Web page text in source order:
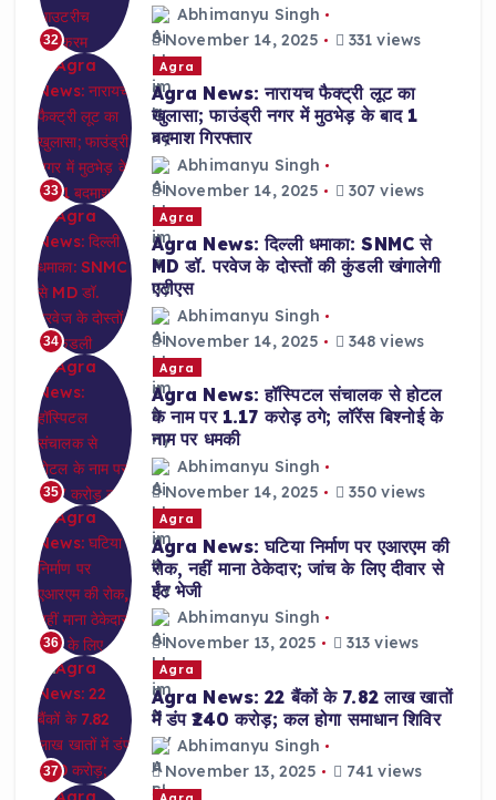
32
Abhimanyu Singh
November 14, 2025
331 views
33
Agra
Agra News: नारायच फैक्ट्री लूट का
खुलासा; फाउंड्री नगर में मुठभेड़ के बाद 1
बदमाश गिरफ्तार
Abhimanyu Singh
November 14, 2025
307 views
34
Agra
Agra News: दिल्ली धमाका: SNMC से
MD डॉ. परवेज के दोस्तों की कुंडली खंगालेगी
एटीएस
Abhimanyu Singh
November 14, 2025
348 views
35
Agra
Agra News: हॉस्पिटल संचालक से होटल
के नाम पर 1.17 करोड़ ठगे; लॉरेंस बिश्नोई के
नाम पर धमकी
Abhimanyu Singh
November 14, 2025
350 views
36
Agra
Agra News: घटिया निर्माण पर एआरएम की
रोक, नहीं माना ठेकेदार; जांच के लिए दीवार से
ईंट भेजी
Abhimanyu Singh
November 13, 2025
313 views
37
Agra
Agra News: 22 बैंकों के 7.82 लाख खातों
में डंप ₹240 करोड़; कल होगा समाधान शिविर
Abhimanyu Singh
November 13, 2025
741 views